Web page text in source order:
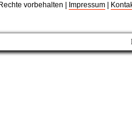
vorbehalten | Impressum|